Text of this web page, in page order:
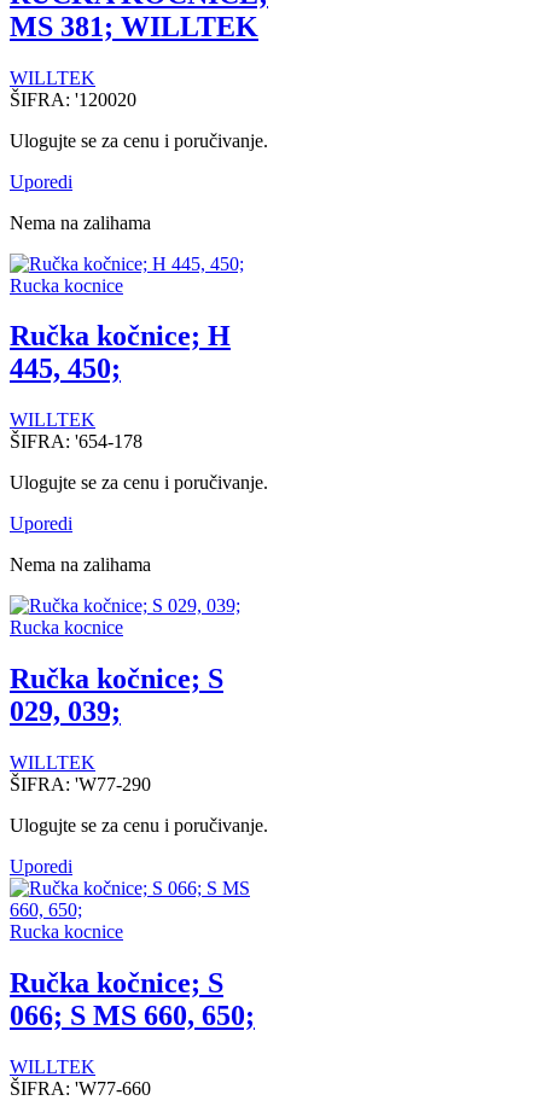
MS 381; WILLTEK
WILLTEK
ŠIFRA: '120020
Ulogujte se za cenu i poručivanje.
Uporedi
Nema na zalihama
Rucka kocnice
Ručka kočnice; H
445, 450;
WILLTEK
ŠIFRA: '654-178
Ulogujte se za cenu i poručivanje.
Uporedi
Nema na zalihama
Rucka kocnice
Ručka kočnice; S
029, 039;
WILLTEK
ŠIFRA: 'W77-290
Ulogujte se za cenu i poručivanje.
Uporedi
Rucka kocnice
Ručka kočnice; S
066; S MS 660, 650;
WILLTEK
ŠIFRA: 'W77-660